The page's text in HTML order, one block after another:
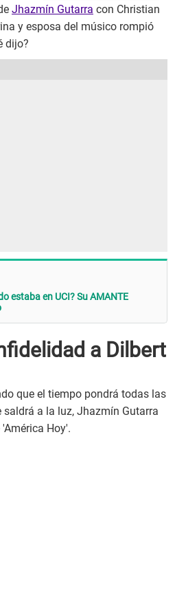
Jhazmín Gutarra con Christian
y esposa del músico rompió
dijo?
estaba en UCI? Su AMANTE
a Dilbert
que el tiempo pondrá todas las
saldrá a la luz, Jhazmín Gutarra
Hoy'.